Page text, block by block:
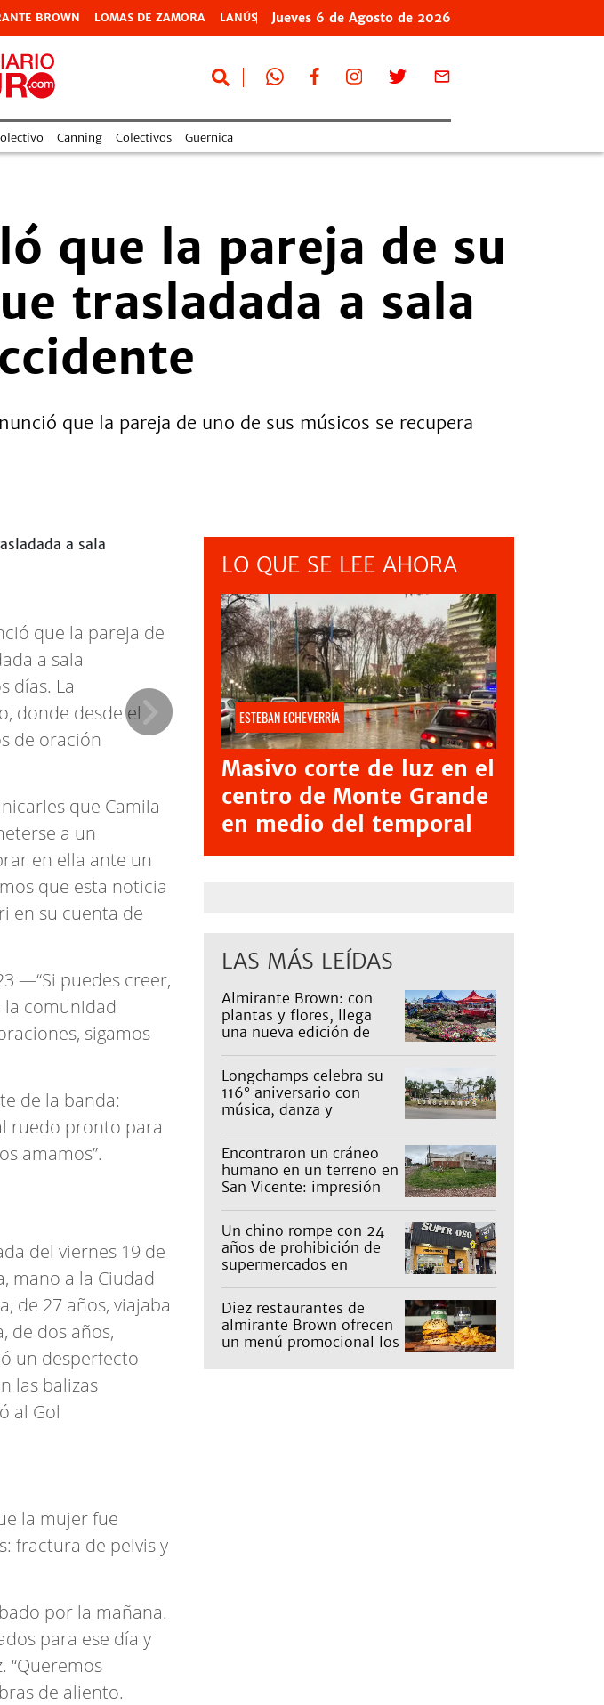
BROWN LOMAS DE ZAMORA LANÚS Jueves 6 de Agosto de 2026
Canning Colectivos Guernica
que la pareja de su
trasladada a sala
que la pareja de uno de sus músicos se recupera
que la pareja de
a sala
días. La
donde desde el
de oración
que Camila
a un
en ella ante un
que esta noticia
en su cuenta de
—“Si puedes creer,
comunidad
sigamos
de la banda:
ruedo pronto para
amamos”.
del viernes 19 de
mano a la Ciudad
de 27 años, viajaba
de dos años,
un desperfecto
las balizas
al Gol
la mujer fue
fractura de pelvis y
por la mañana.
para ese día y
“Queremos
de aliento.
LO QUE SE LEE AHORA
ESTEBAN ECHEVERRÍA
Masivo corte de luz en el
centro de Monte Grande
en medio del temporal
LAS MÁS LEÍDAS
Almirante Brown: con
plantas y flores, llega
una nueva edición de
Longchamps celebra su
116° aniversario con
música, danza y
familia
Encontraron un cráneo
humano en un terreno en
San Vicente: impresión
Un chino rompe con 24
años de prohibición de
supermercados en
Diez restaurantes de
almirante Brown ofrecen
un menú promocional los